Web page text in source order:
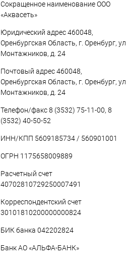
Сокращенное наименование ООО
«Аквасеть»
Юридический адрес 460048,
Оренбургская Область, г. Оренбург, ул.
Монтажников, д. 24
Почтовый адрес 460048,
Оренбургская Область, г. Оренбург, ул.
Монтажников, д. 24
Телефон/факс 8 (3532) 75-11-00, 8
(3532) 40-50-52
ИНН/КПП 5609185734 / 560901001
ОГРН 1175658009889
Расчетный счет
40702810729250007491
Корреспондентский счет
30101810200000000824
БИК банка 042202824
Банк АО «АЛЬФА-БАНК»